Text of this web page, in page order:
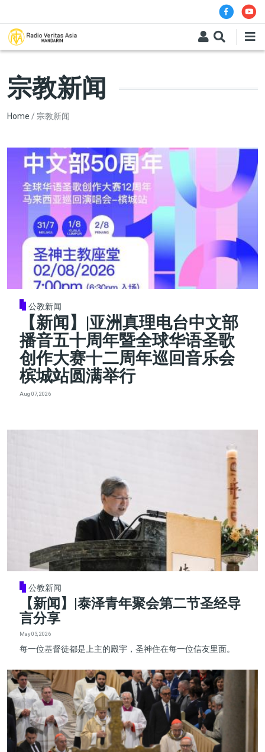
宗教新闻
Breadcrumb
Home 宗教新闻
公教新闻
【新闻】|亚洲真理电台中文部
播音五十周年暨全球华语圣歌
创作大赛十二周年巡回音乐会
槟城站圆满举行
Aug 07, 2026
公教新闻
【新闻】|泰泽青年聚会第二节圣经导
言分享
May 03, 2026
每一位基督徒都是上主的殿宇，圣神住在每一位信友里面。